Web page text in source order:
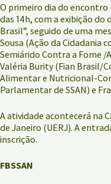
O primeiro dia do encontro
das 14h, com a exibição
Brasil”, seguido de uma
Sousa (Ação da Cidadania
Semiárido Contra a Fome /
Valéria Burity (Fian Brasil/
Alimentar e Nutricional-
Parlamentar de SSAN) e
A atividade acontecerá na
de Janeiro (UERJ). A
inscrição.
FBSSAN